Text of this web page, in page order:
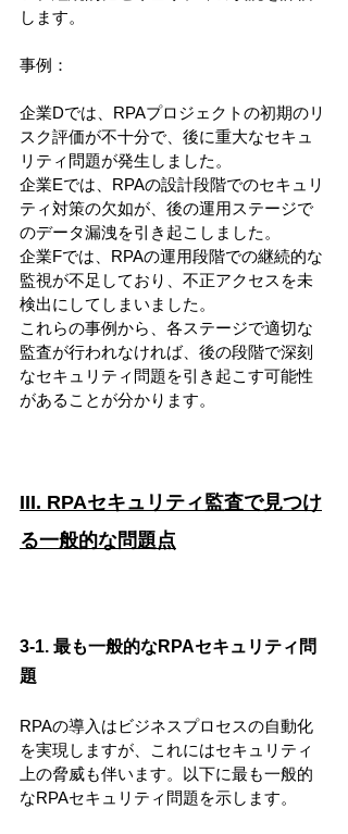
します。
事例：
企業Dでは、RPAプロジェクトの初期のリ
スク評価が不十分で、後に重大なセキュ
リティ問題が発生しました。
企業Eでは、RPAの設計段階でのセキュリ
ティ対策の欠如が、後の運用ステージで
のデータ漏洩を引き起こしました。
企業Fでは、RPAの運用段階での継続的な
監視が不足しており、不正アクセスを未
検出にしてしまいました。
これらの事例から、各ステージで適切な
監査が行われなければ、後の段階で深刻
なセキュリティ問題を引き起こす可能性
があることが分かります。
III. RPAセキュリティ監査で見つけ
る一般的な問題点
3-1. 最も一般的なRPAセキュリティ問
題
RPAの導入はビジネスプロセスの自動化
を実現しますが、これにはセキュリティ
上の脅威も伴います。以下に最も一般的
なRPAセキュリティ問題を示します。